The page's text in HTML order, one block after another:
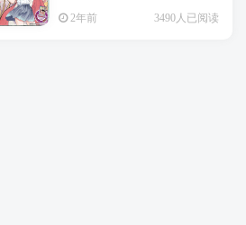
2年前 3490人已阅读
经典杯子蛋糕 佐岸 漫画「经
典杯子蛋糕」宣布真人日剧